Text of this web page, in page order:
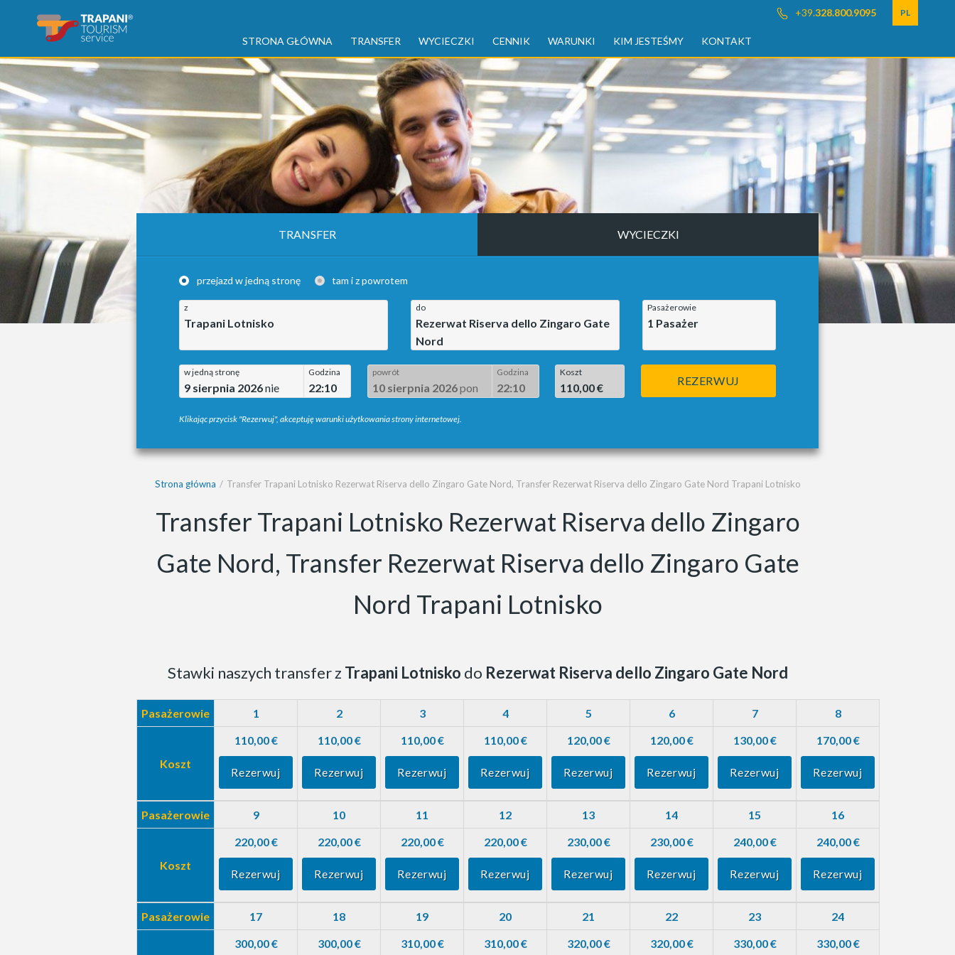
+39.328.800.9095 PL
STRONA GŁÓWNA TRANSFER WYCIECZKI CENNIK WARUNKI KIM JESTEŚMY KONTAKT
TRANSFER WYCIECZKI
przejazd w jedną stronę tam i z powrotem
z
Trapani Lotnisko
do
Rezerwat Riserva dello Zingaro Gate
Nord
Pasażerowie
1 Pasażer
w jedną stronę
9 sierpnia 2026nie
Godzina
22:10
powrót
10 sierpnia 2026pon
Godzina
22:10
Koszt
110,00 €
REZERWUJ
Klikając przycisk "Rezerwuj", akceptuję warunki użytkowania strony internetowej.
Strona główna Transfer Trapani Lotnisko Rezerwat Riserva dello Zingaro Gate Nord, Transfer Rezerwat Riserva dello Zingaro Gate Nord Trapani Lotnisko
Transfer Trapani Lotnisko Rezerwat Riserva dello Zingaro
Gate Nord, Transfer Rezerwat Riserva dello Zingaro Gate
Nord Trapani Lotnisko
Stawki naszych transfer z Trapani Lotnisko do Rezerwat Riserva dello Zingaro Gate Nord
Pasażerowie 1 2 3 4 5 6 7 8
Koszt
110,00 €
Rezerwuj
110,00 €
Rezerwuj
110,00 €
Rezerwuj
110,00 €
Rezerwuj
120,00 €
Rezerwuj
120,00 €
Rezerwuj
130,00 €
Rezerwuj
170,00 €
Rezerwuj
Pasażerowie 9 10 11 12 13 14 15 16
Koszt
220,00 €
Rezerwuj
220,00 €
Rezerwuj
220,00 €
Rezerwuj
220,00 €
Rezerwuj
230,00 €
Rezerwuj
230,00 €
Rezerwuj
240,00 €
Rezerwuj
240,00 €
Rezerwuj
Pasażerowie 17 18 19 20 21 22 23 24
300,00 € 300,00 € 310,00 € 310,00 € 320,00 € 320,00 € 330,00 € 330,00 €